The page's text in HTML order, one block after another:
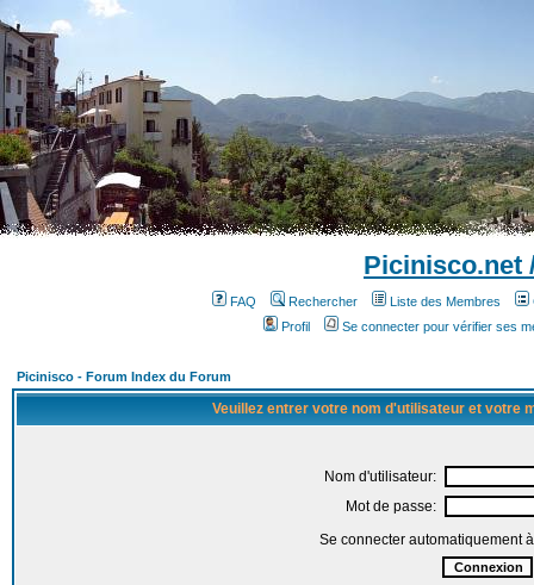
Picinisco.net
FAQ Rechercher Liste des Membres
Profil
Se connecter pour vérifier ses
Picinisco - Forum Index du Forum
Veuillez entrer votre nom d'utilisateur et votre
Nom d'utilisateur:
Mot de passe:
Se connecter automatiquement